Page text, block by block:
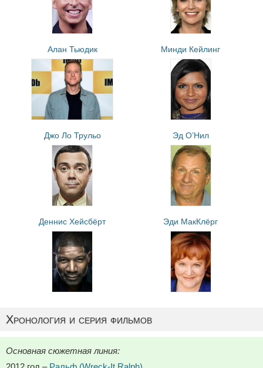
Алан Тьюдик Минди Кейлинг
Джо Ло Трульо Эд О’Нил
Деннис Хейсбёрт Эди МакКлёрг
Хронология и серия фильмов
Основная сюжетная линия: